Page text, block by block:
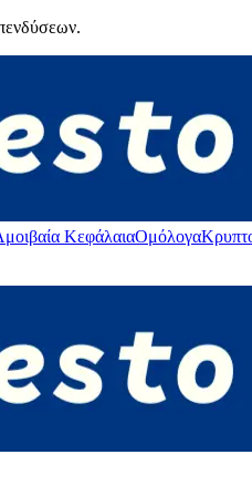
ΚεφάλαιαΟμόλογα